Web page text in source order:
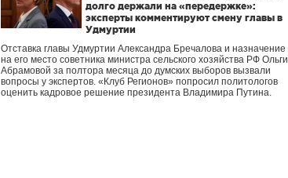
долго держали на «передержке»:
эксперты комментируют смену главы в
Удмуртии
Отставка главы Удмуртии Александра Бречалова и назначение
на его место советника министра сельского хозяйства РФ Ольги
Абрамовой за полтора месяца до думских выборов вызвали
вопросы у экспертов. «Клуб Регионов» попросил политологов
оценить кадровое решение президента Владимира Путина.